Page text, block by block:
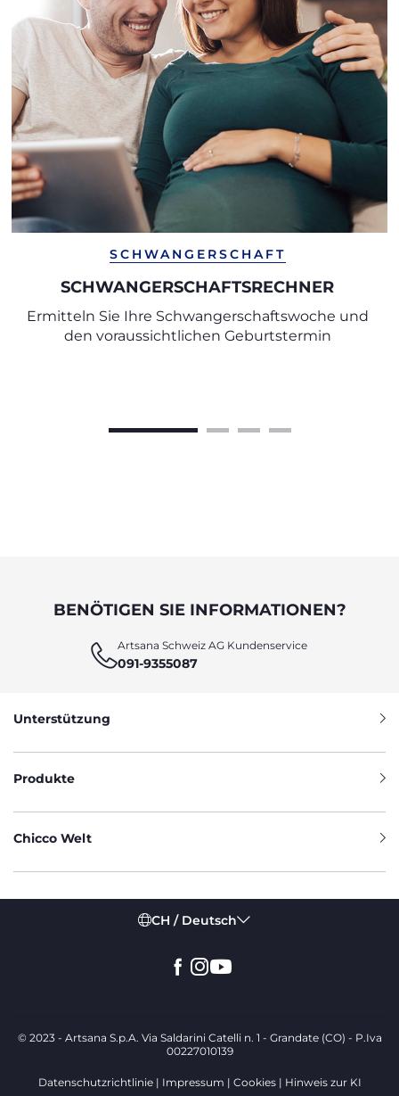
SCHWANGERSCHAFT
SCHWANGERSCHAFTSRECHNER
Ermitteln Sie Ihre Schwangerschaftswoche und
den voraussichtlichen Geburtstermin
BENÖTIGEN SIE INFORMATIONEN?
Artsana Schweiz AG Kundenservice
091-9355087
Unterstützung
Produkte
Chicco Welt
CH / Deutsch
© 2023 - Artsana S.p.A. Via Saldarini Catelli n. 1 - Grandate (CO) - P.Iva
00227010139
Datenschutzrichtlinie Impressum Cookies Hinweis zur KI